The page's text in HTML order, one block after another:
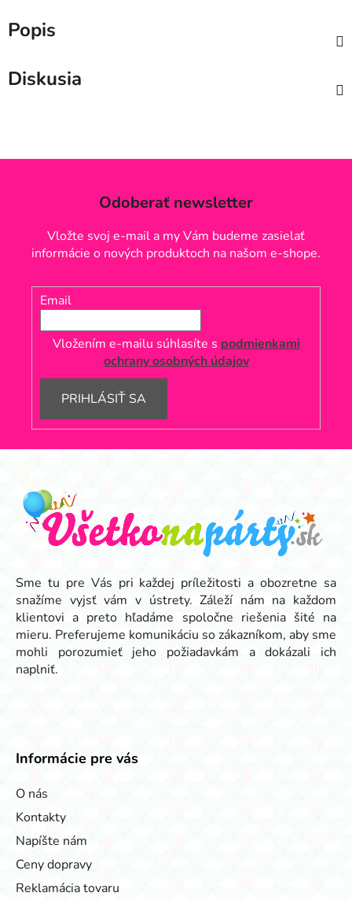
Popis
Diskusia
Odoberať newsletter
Vložte svoj e-mail a my Vám budeme zasielať
informácie o nových produktoch na našom e-shope.
Email
Vložením e-mailu súhlasíte s podmienkami
ochrany osobných údajov
PRIHLÁSIŤ SA
Z
Sme tu pre Vás pri každej príležitosti a obozretne sa
snažíme vyjsť vám v ústrety. Záleží nám na každom
klientovi a preto hľadáme spoločne riešenia šité na
mieru. Preferujeme komunikáciu so zákazníkom, aby sme
mohli porozumieť jeho požiadavkám a dokázali ich
naplniť.
Informácie pre vás
O nás
Kontakty
Napíšte nám
Ceny dopravy
Reklamácia tovaru